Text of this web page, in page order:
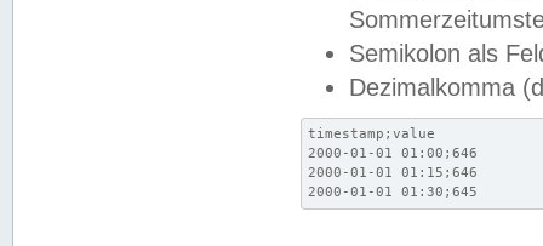
Semikolon als
Dezimalkomma
timestamp;value
2000-01-01 01:00;646
2000-01-01 01:15;646
2000-01-01 01:30;645